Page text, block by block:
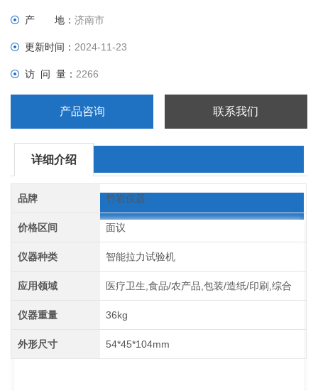
产 地：济南市
更新时间：2024-11-23
访 问 量：2266
产品咨询 联系我们
详细介绍
品牌 竹岩仪器
价格区间 面议
仪器种类 智能拉力试验机
应用领域 医疗卫生,食品/农产品,包装/造纸/印刷,综合
仪器重量 36kg
外形尺寸 54*45*104mm